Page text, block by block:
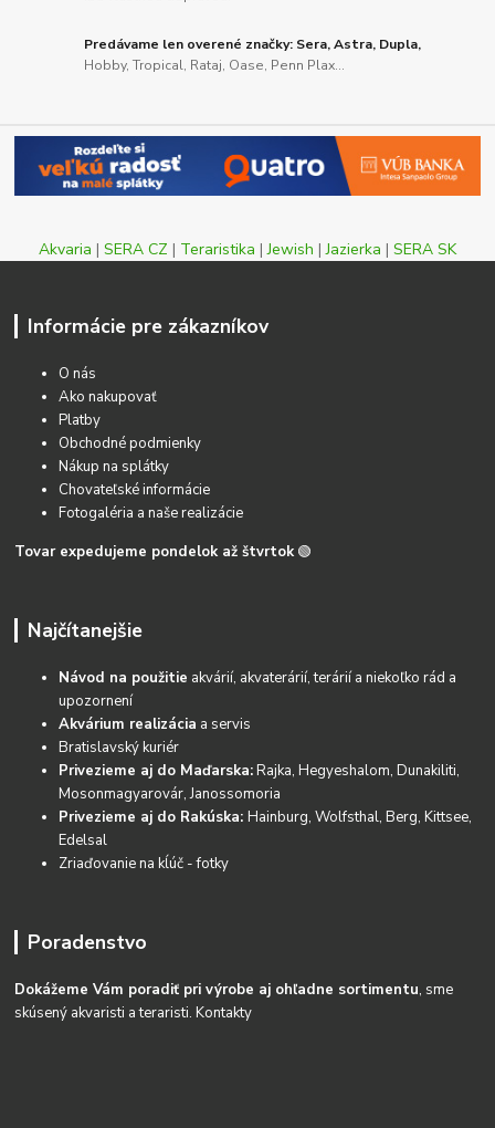
Predávame len overené značky: Sera, Astra, Dupla,
Hobby, Tropical, Rataj, Oase, Penn Plax...
Akvaria | SERA CZ | Teraristika |Jewish |Jazierka | SERA SK
Informácie pre zákazníkov
O nás
Ako nakupovať
Platby
Obchodné podmienky
Nákup na splátky
Chovateľské informácie
Fotogaléria a naše realizácie
Tovar expedujeme pondelok až štvrtok 🟢
Najčítanejšie
Návod na použitie akvárií, akvaterárií, terárií a niekoľko rád a
upozornení
Akvárium realizácia a servis
Bratislavský kuriér
Privezieme aj do Maďarska:Rajka, Hegyeshalom, Dunakiliti,
Mosonmagyarovár, Janossomoria
Privezieme aj do Rakúska:Hainburg, Wolfsthal, Berg, Kittsee,
Edelsal
Zriaďovanie na kĺúč - fotky
Poradenstvo
Dokážeme Vám poradiť pri výrobe aj ohľadne sortimentu, sme
skúsený akvaristi a teraristi.Kontakty